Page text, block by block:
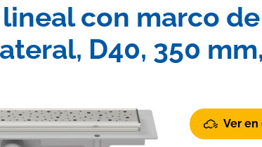
con marco
D40, 350
Ver en